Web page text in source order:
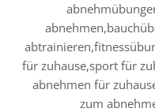
für zuhause,sport für
abnehmen für
zum